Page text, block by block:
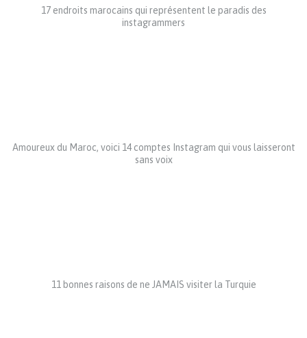
17 endroits marocains qui représentent le paradis des
instagrammers
Amoureux du Maroc, voici 14 comptes Instagram qui vous laisseront
sans voix
11 bonnes raisons de ne JAMAIS visiter la Turquie